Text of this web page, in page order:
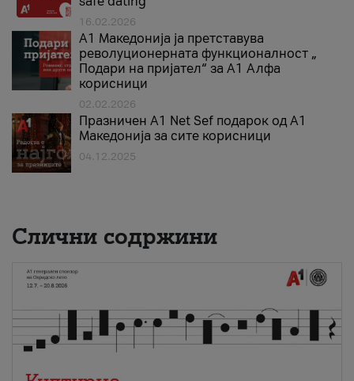
16.02.2026
А1 Македонија ја претставува
револуционерната функционалност „
Подари на пријател“ за А1 Алфа
корисници
02.02.2026
Празничен A1 Net Sеf подарок од А1
Македонија за сите корисници
04.12.2025
Слични содржини